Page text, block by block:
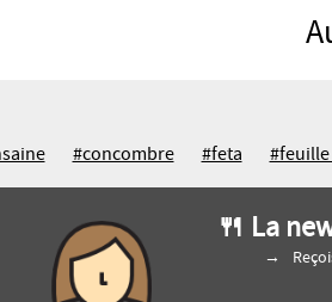
#concombre #feta
🍴 La